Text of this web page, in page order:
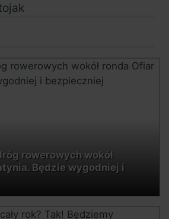
rowerowych wokół
Będzie wygodniej i